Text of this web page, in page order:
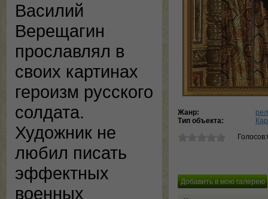
Василий
Верещагин
прославлял в
своих картинах
героизм русского
солдата.
Художник не
любил писать
эффектных
военных
Жанр:
Тип объекта: